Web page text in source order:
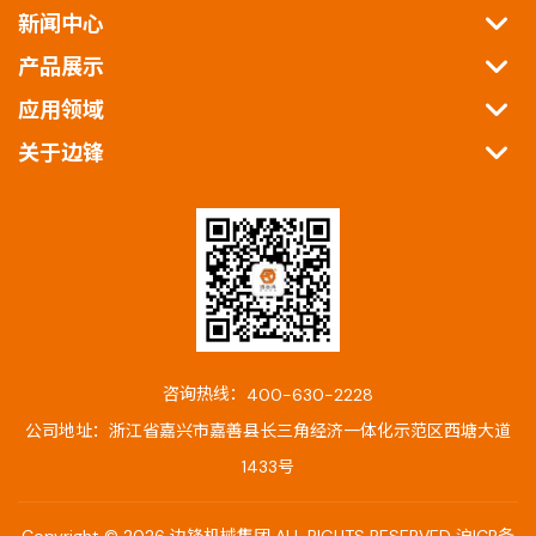
新闻中心
产品展示
应用领域
关于边锋
咨询热线： 400-630-2228
公司地址：浙江省嘉兴市嘉善县长三角经济一体化示范区西塘大道
1433号